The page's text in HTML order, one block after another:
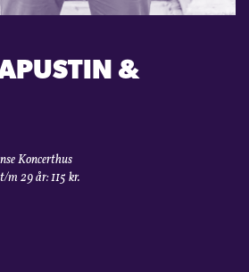
&
Koncerthus
m 29 år: 115 kr.